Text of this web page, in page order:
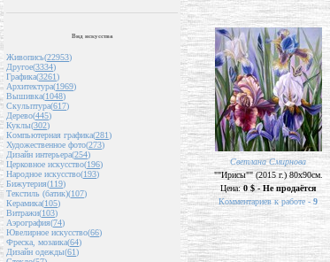
Вид искусства
Живопись(22953)
Другое(3334)
Графика(3261)
Архитектура(1969)
Вышивка(1048)
Скульптура(617)
Дерево(445)
Куклы(302)
Компьютерная графика(281)
Художественное фото(273)
Дизайн интерьера(254)
Церковное искусство(196)
Народное искусство(193)
Бижутерия(119)
Текстиль (батик)(107)
Керамика(105)
Витражи(103)
Аэрография(74)
Ювелирное искусство(66)
Фреска, мозаика(64)
Дизайн одежды(61)
Светлана Смирнова
""Ирисы"" (2015 г.) 80х90см.
Цена:0 $ - Не продаётся
Комментариев к работе - 9